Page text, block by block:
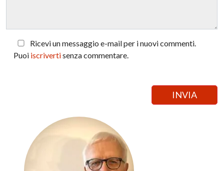
Ricevi un messaggio e-mail per i nuovi commenti.
Puoi iscrivertisenza commentare.